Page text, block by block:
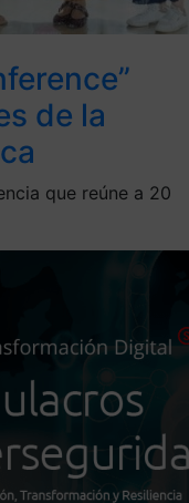
de la
que reúne a 20